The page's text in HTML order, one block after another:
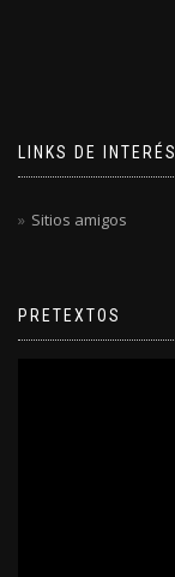
LINKS DE INTERÉS
Sitios amigos
PRETEXTOS